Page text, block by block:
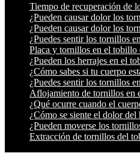
Tiempo de recuperación de
¿Pueden causar dolor los
¿Pueden causar dolor los
¿Puedes sentir los tornillos
Placa y tornillos en el tobillo
¿Pueden los herrajes en el
¿Cómo sabes si tu cuerpo
¿Puedes sentir los tornillos
Aflojamiento de tornillos en
¿Qué ocurre cuando el
¿Cómo se siente el dolor del
¿Pueden moverse los
Extracción de tornillos del